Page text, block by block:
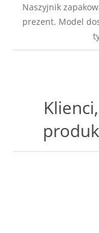
Naszyjnik
prezent. Model